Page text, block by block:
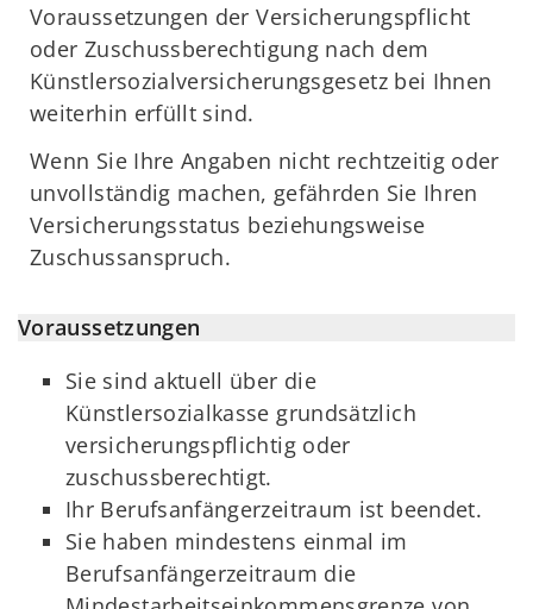
Voraussetzungen der Versicherungspflicht
oder Zuschussberechtigung nach dem
Künstlersozialversicherungsgesetz bei Ihnen
weiterhin erfüllt sind.
Wenn Sie Ihre Angaben nicht rechtzeitig oder
unvollständig machen, gefährden Sie Ihren
Versicherungsstatus beziehungsweise
Zuschussanspruch.
Voraussetzungen
Sie sind aktuell über die
Künstlersozialkasse grundsätzlich
versicherungspflichtig oder
zuschussberechtigt.
Ihr Berufsanfängerzeitraum ist beendet.
Sie haben mindestens einmal im
Berufsanfängerzeitraum die